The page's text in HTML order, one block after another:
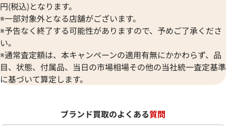
円(税込)となります。
※一部対象外となる店舗がございます。
※予告なく終了する可能性がありますので、予めご了承くださ
い。
※通常査定額は、本キャンペーンの適用有無にかかわらず、品
目、状態、付属品、当日の市場相場その他の当社統一査定基準
に基づいて算定します。
ブランド買取のよくある質問